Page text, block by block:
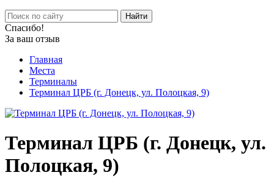
Найти
Спасибо!
За ваш отзыв
Главная
Места
Терминалы
Терминал ЦРБ (г. Донецк, ул. Полоцкая, 9)
Терминал ЦРБ (г. Донецк, ул.
Полоцкая, 9)